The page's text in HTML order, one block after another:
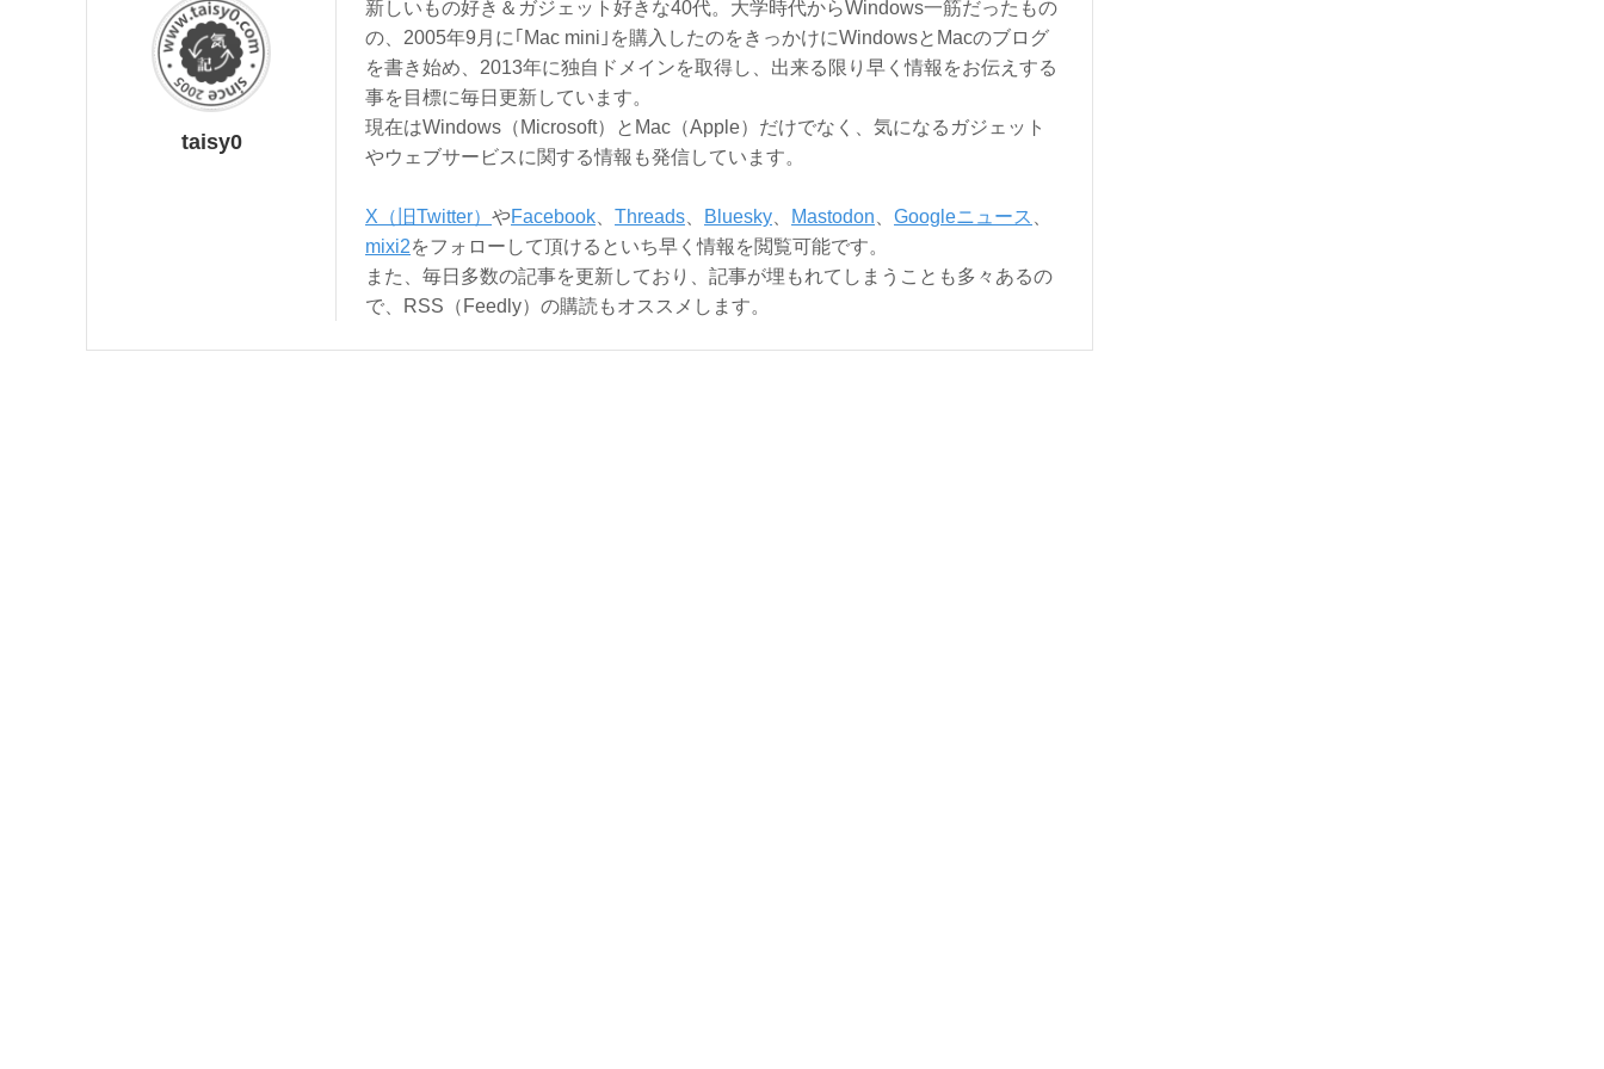
taisy0
新しいもの好き＆ガジェット好きな40代。大学時代からWindows一筋だったもの
の、2005年9月に｢Mac mini｣を購入したのをきっかけにWindowsとMacのブログ
を書き始め、2013年に独自ドメインを取得し、出来る限り早く情報をお伝えする
事を目標に毎日更新しています。
現在はWindows（Microsoft）とMac（Apple）だけでなく、気になるガジェット
やウェブサービスに関する情報も発信しています。
X（旧Twitter） やFacebook Threads Bluesky Mastodon Googleニュース
mixi2をフォローして頂けるといち早く情報を閲覧可能です。
また、毎日多数の記事を更新しており、記事が埋もれてしまうことも多々あるの
で、RSS（Feedly）の購読もオススメします。